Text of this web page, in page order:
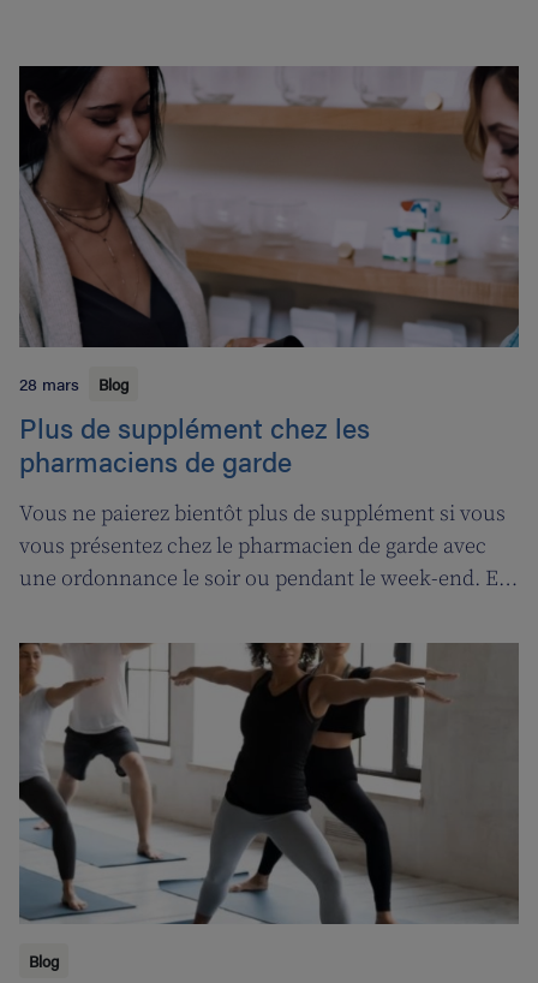
28 mars Blog
Plus de supplément chez les
pharmaciens de garde
Vous ne paierez bientôt plus de supplément si vous
vous présentez chez le pharmacien de garde avec
une ordonnance le soir ou pendant le week-end. En
sera introduite pour les pharmaciens de garde.
Blog